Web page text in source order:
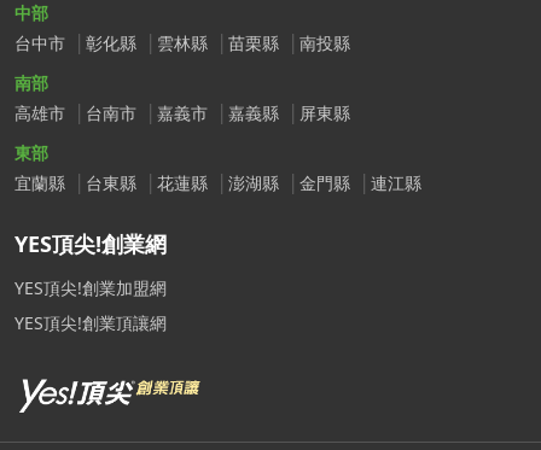
中部
台中市
彰化縣 雲林縣 苗栗縣
南投縣
南部
高雄市
台南市 嘉義市 嘉義縣
屏東縣
東部
宜蘭縣
台東縣 花蓮縣 澎湖縣 金門縣 連江縣
YES頂尖!創業網
YES頂尖!創業加盟網
YES頂尖!創業頂讓網